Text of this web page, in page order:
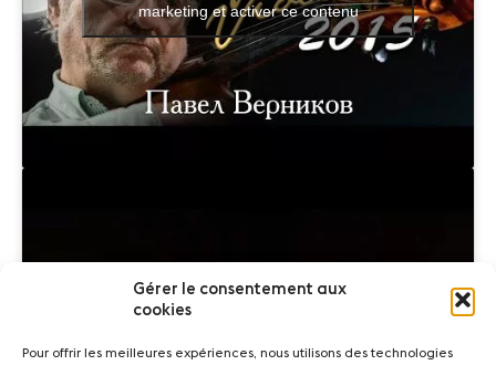
Gérer le consentement aux
cookies
Pour offrir les meilleures expériences, nous utilisons des technologies
marketing et activer ce contenu
marketing et activer ce contenu